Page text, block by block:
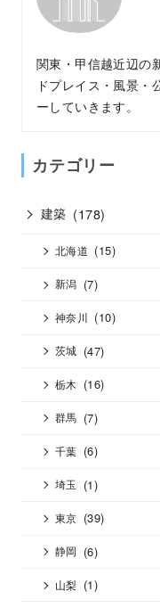
関東・甲信越近辺の
ドプレイス・風景・
ーしていきます。
カテゴリー
建築 (178)
北海道 (15)
新潟 (7)
神奈川 (10)
茨城 (47)
栃木 (16)
群馬 (7)
千葉 (6)
埼玉 (1)
東京 (39)
静岡 (6)
山梨 (1)